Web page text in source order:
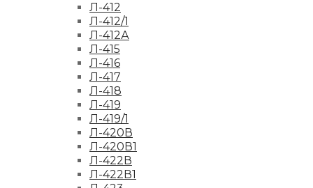
Л-412
Л-412/1
Л-412А
Л-415
Л-416
Л-417
Л-418
Л-419
Л-419/1
Л-420В
Л-420В1
Л-422В
Л-422В1